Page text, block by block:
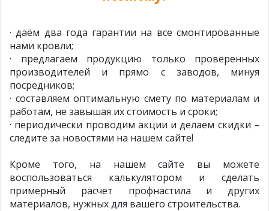
· даём два года гарантии на все смонтированные
нами кровли;
· предлагаем продукцию только проверенных
производителей и прямо с заводов, минуя
посредников;
· составляем оптимальную смету по материалам и
работам, не завышая их стоимость и сроки;
· периодически проводим акции и делаем скидки –
следите за новостями на нашем сайте!
Кроме того, на нашем сайте вы можете
воспользоваться калькулятором и сделать
примерный расчет профнастила и других
материалов, нужных для вашего строительства.